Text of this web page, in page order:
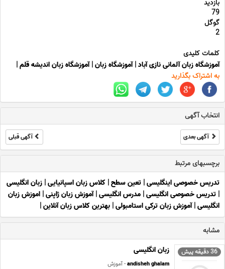
بازدید
79
گوگل
2
کلمات کلیدی
آموزشگاه زبان آلمانی نازی آباد|آموزشگاه زبان|آموزشگاه زبان اندیشه قلم|
به اشتراک بگذارید
انتخاب آگهی
آگهی بعدی آگهی قبلی
برچسبهای مرتبط
تدریس خصوصی اینگلیسی| تعین سطح| کلاس زبان اسپانیایی| زبان انگلیسی
| تدریس خصوصی انگلیسی| مدرس انگلیسی|آموزش زبان ژاپنی| اموزش زبان
انگلیسی|آموزش زبان ترکی استامبولی| بهترین کلاس زبان آنلاین|
مشابه
36 دقیقه پیش زبان انگلیسی
andisheh ghalam- آموزش